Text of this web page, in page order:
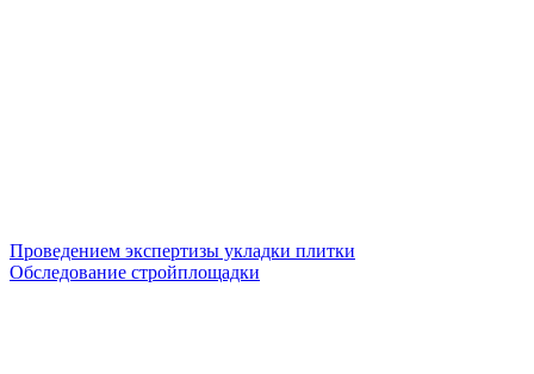
Проведением экспертизы укладки плитки
Обследование стройплощадки